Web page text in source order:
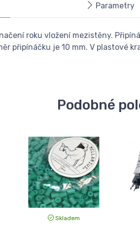
Parametry
roku vložení mezistěny.
připínáčku je 10 mm. V plastové
Podobné
Skladem